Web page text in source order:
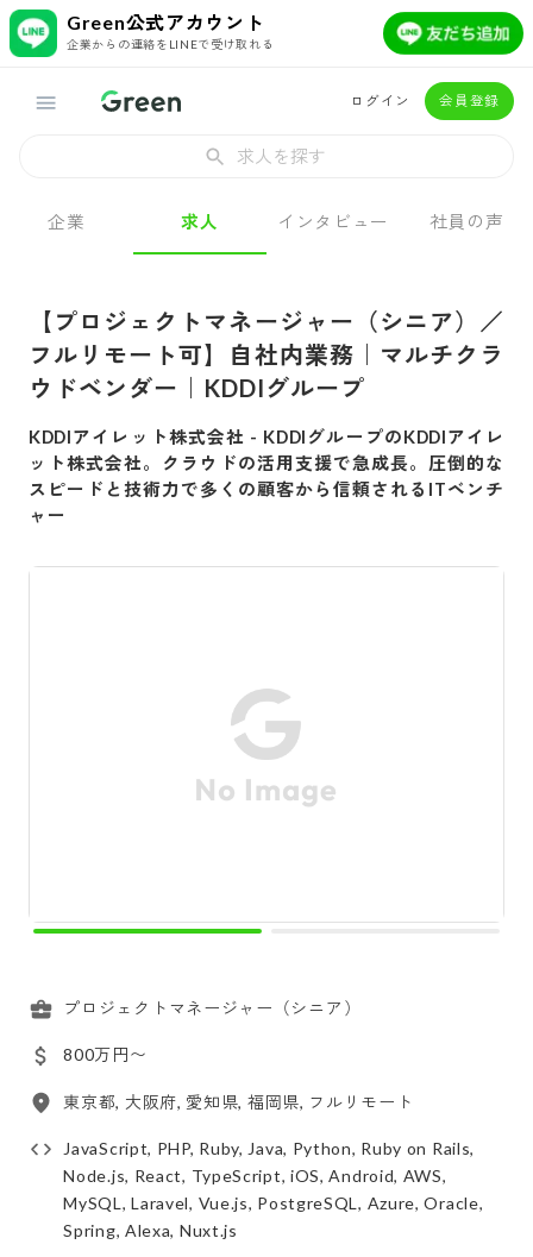
Green公式アカウント
企業からの連絡をLINEで受け取れる
ログイン 会員登録
求人を探す
企業 求人 インタビュー 社員の声
【プロジェクトマネージャー（シニア）／
フルリモート可】自社内業務｜マルチクラ
ウドベンダー｜KDDIグループ
KDDIアイレット株式会社 - KDDIグループのKDDIアイレ
ット株式会社。クラウドの活用支援で急成長。圧倒的な
スピードと技術力で多くの顧客から信頼されるITベンチ
ャー
プロジェクトマネージャー（シニア）
800万円〜
東京都, 大阪府, 愛知県, 福岡県, フルリモート
JavaScript, PHP, Ruby, Java, Python, Ruby on Rails,
Node.js, React, TypeScript, iOS, Android, AWS,
MySQL, Laravel, Vue.js, PostgreSQL, Azure, Oracle,
Spring, Alexa, Nuxt.js